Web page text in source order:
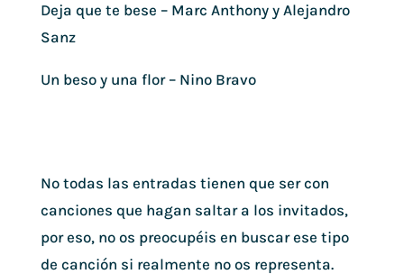
Deja que te bese – Marc Anthony y Alejandro
Sanz
Un beso y una flor – Nino Bravo
No todas las entradas tienen que ser con
canciones que hagan saltar a los invitados,
por eso, no os preocupéis en buscar ese tipo
de canción si realmente no os representa.